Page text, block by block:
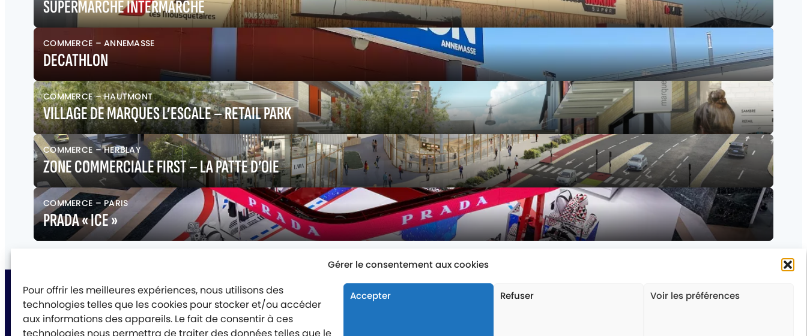
Gérer le consentement aux cookies
Pour offrir les meilleures expériences, nous utilisons des
technologies telles que les cookies pour stocker et/ou accéder
aux informations des appareils. Le fait de consentir à ces
Accepter Refuser Voir les préférences
SUPERMARCHÉ INTERMARCHÉ
COMMERCE –ANNEMASSE
DECATHLON
COMMERCE–HAUTMONT
VILLAGE DE MARQUES L’ESCALE – RETAIL PARK
COMMERCE –HERBLAY
ZONE COMMERCIALE FIRST – LA PATTE D’OIE
COMMERCE –PARIS
PRADA « ICE »